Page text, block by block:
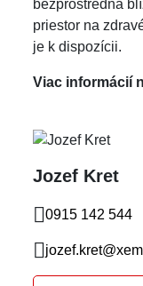
bezprostredná
priestor na
je k dispozícii.
Viac informácií
Jozef Kret
0915 142 544